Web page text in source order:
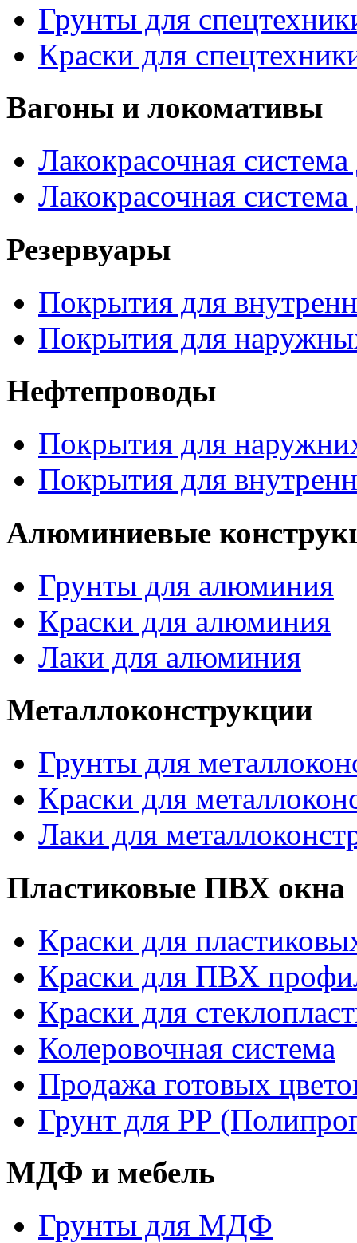
Грунты для
Краски для
Вагоны и локомативы
Лакокрасочная система
Лакокрасочная
Резервуары
Покрытия для
Покрытия для
Нефтепроводы
Покрытия для
Покрытия для
Алюминиевые
Грунты для алюминия
Краски для алюминия
Лаки для алюминия
Металлоконструкции
Грунты для
Краски для
Лаки для
Пластиковые ПВХ окна
Краски для
Краски для ПВХ
Краски для
Колеровочная система
Продажа готовых
Грунт для PP
МДФ и мебель
Грунты для МДФ